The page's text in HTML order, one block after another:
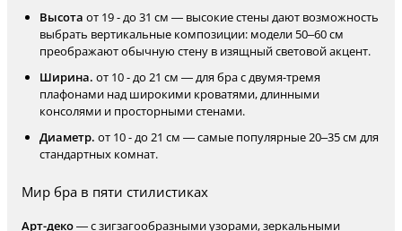
Высота от 19 - до 31 см — высокие стены дают возможность
выбрать вертикальные композиции: модели 50–60 см
преображают обычную стену в изящный световой акцент.
Ширина. от 10 - до 21 см — для бра с двумя-тремя
плафонами над широкими кроватями, длинными
консолями и просторными стенами.
Диаметр. от 10 - до 21 см — самые популярные 20–35 см для
стандартных комнат.
Мир бра в пяти стилистиках
Арт-деко— с зигзагообразными узорами, зеркальными